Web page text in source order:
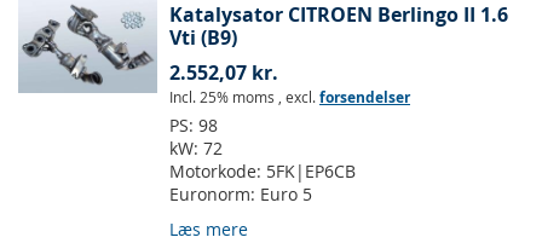
Katalysator CITROEN Berlingo II 1.6
Vti (B9)
2.552,07 kr.
Incl. 25% moms , excl.forsendelser
PS: 98
kW: 72
Motorkode: 5FK|EP6CB
Euronorm: Euro 5
Læs mere